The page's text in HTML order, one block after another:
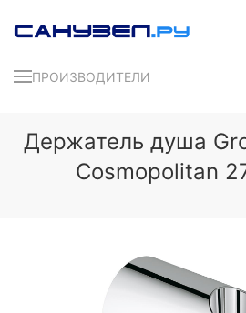
ПРОИЗВОДИТЕЛИ
Держатель душа
Cosmopolitan